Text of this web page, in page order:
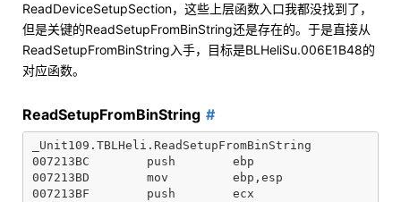
ReadDeviceSetupSection，这些上层函数入口我都没找到了，
但是关键的ReadSetupFromBinString还是存在的。于是直接从
ReadSetupFromBinString入手，目标是BLHeliSu.006E1B48的
对应函数。
ReadSetupFromBinString
_Unit109.TBLHeli.ReadSetupFromBinString
007213BC        push        ebp
007213BD        mov         ebp,esp
007213BF        push        ecx